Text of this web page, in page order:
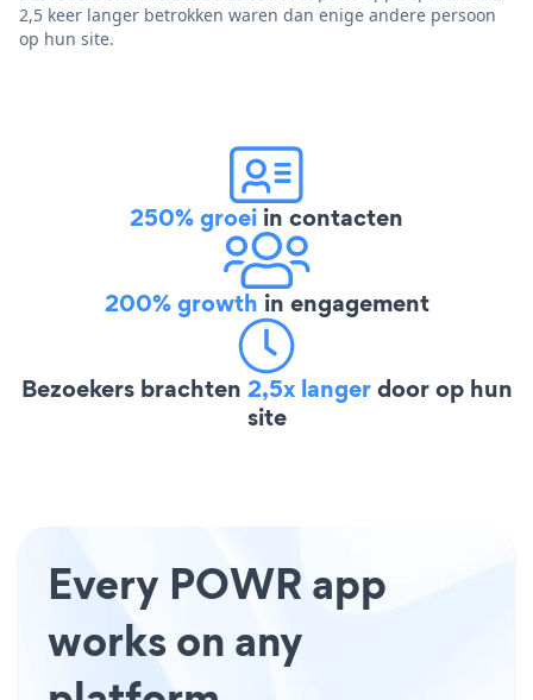
2,5 keer langer betrokken waren dan enige andere persoon
op hun site.
250% groei in contacten
200% growth in engagement
Bezoekers brachten 2,5x langerdoor op hun
site
Every POWR app
works on any